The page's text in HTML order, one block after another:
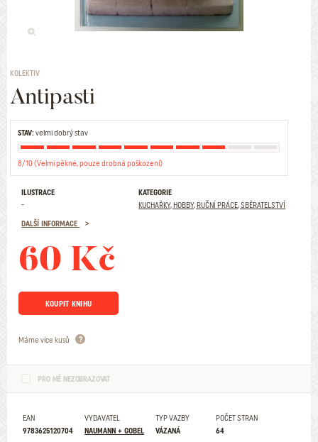
KOLEKTIV
Antipasti
STAV:velmi dobrý stav
8/10 (Velmi pěkné, pouze drobná poškození)
ILUSTRACE
-
KATEGORIE
KUCHAŘKY, HOBBY, RUČNÍ PRÁCE, SBĚRATELSTVÍ
DALŠÍ INFORMACE
60 Kč
KOUPIT KNIHU
Máme více kusů
PRO MĚ NEZOBRAZOVAT
EAN
9783625120704
VYDAVATEL
NAUMANN + GOBEL
TYP VAZBY
VÁZANÁ
POČET STRAN
64